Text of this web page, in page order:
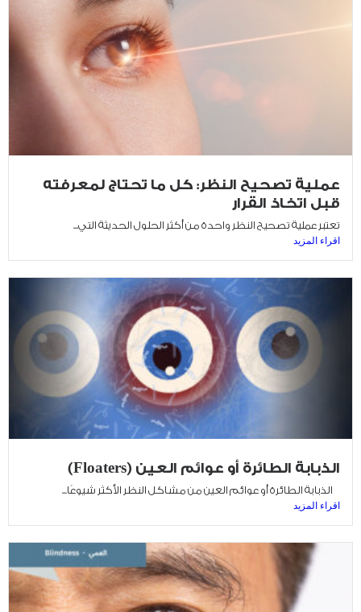
عملية تصحيح النظر: كل ما تحتاج لمعرفته
قبل اتخاذ القرار
تعتبر عملية تصحيح النظر واحدة من أكثر الحلول الحديثة التي...
اقراء المزيد
الذبابة الطائرة أو عوائم العين (Floaters)
الذبابة الطائرة أو عوائم العين من مشاكل النظر الأكثر شيوعًا...
اقراء المزيد